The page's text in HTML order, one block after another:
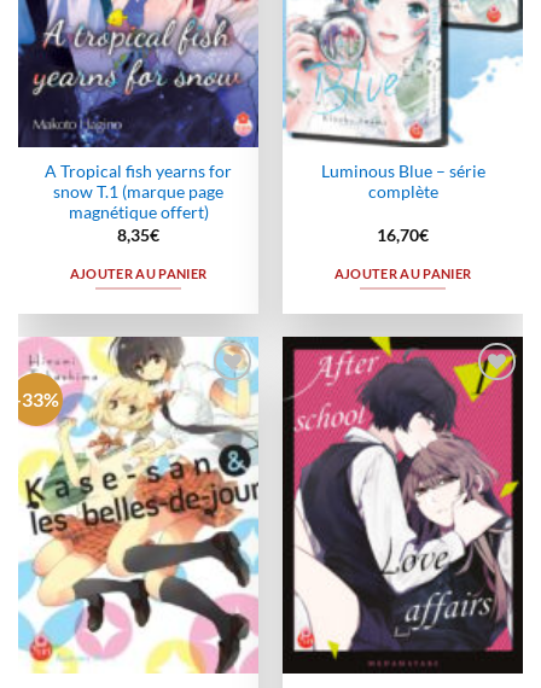
A Tropical fish yearns for
snow T.1 (marque page
magnétique offert)
8,35€
AJOUTER AU PANIER
Luminous Blue – série
complète
16,70€
AJOUTER AU PANIER
-33%
Ajouter
à la
wishlist
Ajouter
à la
wishlist